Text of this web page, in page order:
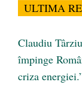
ULTIMA
Claudiu
împinge
criza